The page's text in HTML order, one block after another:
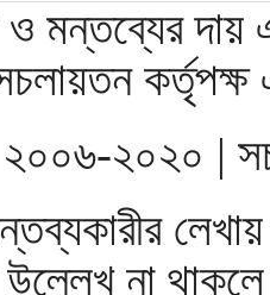
মন্তব্যের দায়
২০২০ |
না